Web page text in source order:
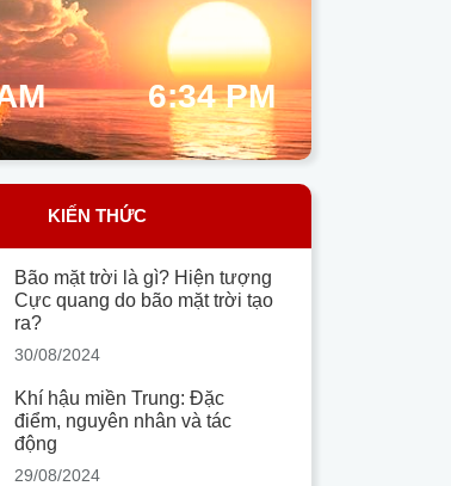
6:34 PM
KIẾN THỨC
Bão mặt trời là gì? Hiện tượng
Cực quang do bão mặt trời tạo
ra?
30/08/2024
Khí hậu miền Trung: Đặc
điểm, nguyên nhân và tác
động
29/08/2024